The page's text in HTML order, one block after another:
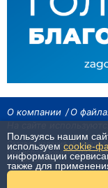
О компании
О
Сетевое издание
При использовании
гиперссылка.
Пользуясь нашим
используем cookie-
информации
также для